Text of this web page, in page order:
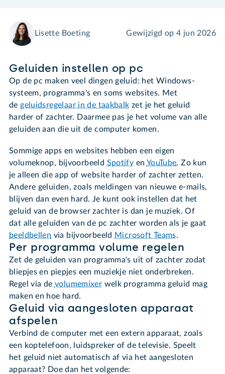
Lisette Boeting Gewijzigd op4 jun 2026
Geluiden instellen op pc
Op de pc maken veel dingen geluid: het Windows-
systeem, programma's en soms websites. Met
de geluidsregelaar in de taakbalk zet je het geluid
harder of zachter. Daarmee pas je het volume van alle
geluiden aan die uit de computer komen.
Sommige apps en websites hebben een eigen
volumeknop, bijvoorbeeld Spotify en YouTube. Zo kun
je alleen die app of website harder of zachter zetten.
Andere geluiden, zoals meldingen van nieuwe e-mails,
blijven dan even hard. Je kunt ook instellen dat het
geluid van de browser zachter is dan je muziek. Of
dat alle geluiden van de pc zachter worden als je gaat
beeldbellen via bijvoorbeeld Microsoft Teams.
Per programma volume regelen
Zet de geluiden van programma's uit of zachter zodat
bliepjes en piepjes een muziekje niet onderbreken.
Regel via de volumemixer welk programma geluid mag
maken en hoe hard.
Geluid via aangesloten apparaat
afspelen
Verbind de computer met een extern apparaat, zoals
een koptelefoon, luidspreker of de televisie. Speelt
het geluid niet automatisch af via het aangesloten
apparaat? Doe dan het volgende: